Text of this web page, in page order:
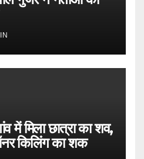
में मिला छात्रा का शव,
किलिंग का शक